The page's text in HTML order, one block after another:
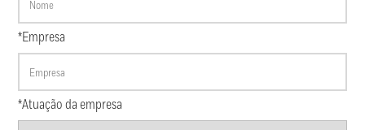
*Empresa
*Atuação da empresa